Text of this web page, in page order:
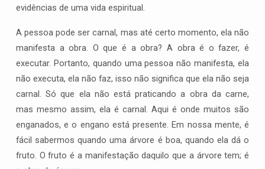
evidências de uma vida espiritual.
A pessoa pode ser carnal, mas até certo momento, ela não
manifesta a obra. O que é a obra? A obra é o fazer, é
executar. Portanto, quando uma pessoa não manifesta, ela
não executa, ela não faz, isso não significa que ela não seja
carnal. Só que ela não está praticando a obra da carne,
mas mesmo assim, ela é carnal. Aqui é onde muitos são
enganados, e o engano está presente. Em nossa mente, é
fácil sabermos quando uma árvore é boa, quando ela dá o
fruto. O fruto é a manifestação daquilo que a árvore tem; é